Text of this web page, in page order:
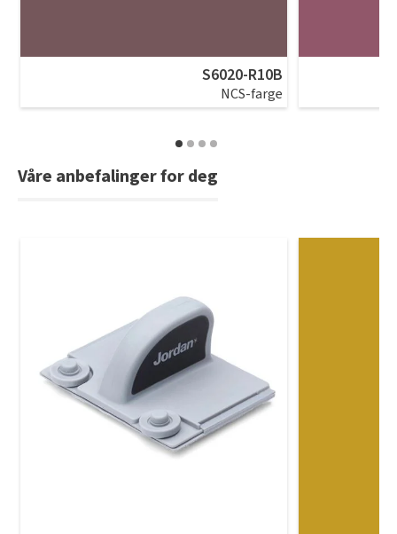
S6020-R10B
NCS-farge
Våre anbefalinger for deg